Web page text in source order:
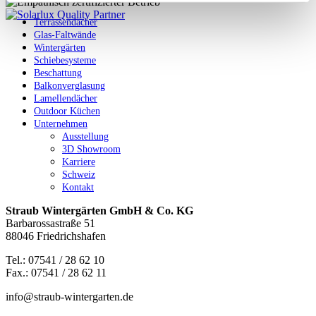
Terrassendächer
Glas-Faltwände
Wintergärten
Schiebesysteme
Beschattung
Balkonverglasung
Lamellendächer
Outdoor Küchen
Unternehmen
Ausstellung
3D Showroom
Karriere
Schweiz
Kontakt
Straub Wintergärten GmbH & Co. KG
Barbarossastraße 51
88046 Friedrichshafen
Tel.: 07541 / 28 62 10
Fax.: 07541 / 28 62 11
info@straub-wintergarten.de